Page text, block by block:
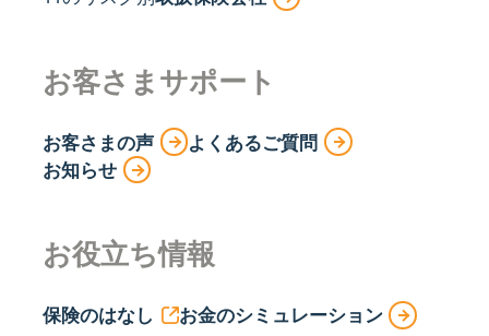
お客さまサポート
お客さまの声
よくあるご質問
お知らせ
お役立ち情報
保険のはなし お金のシミュレーション